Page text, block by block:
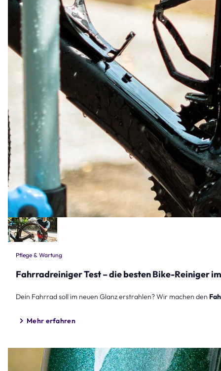
Pflege & Wartung
Fahrradreiniger Test – die besten Bike-Reiniger
Dein Fahrrad soll im neuen Glanz erstrahlen? Wir machen den
Mehr erfahren